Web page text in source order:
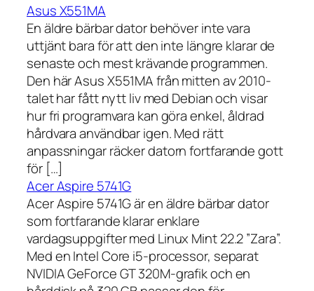
Asus X551MA
En äldre bärbar dator behöver inte vara
uttjänt bara för att den inte längre klarar de
senaste och mest krävande programmen.
Den här Asus X551MA från mitten av 2010-
talet har fått nytt liv med Debian och visar
hur fri programvara kan göra enkel, åldrad
hårdvara användbar igen. Med rätt
anpassningar räcker datorn fortfarande gott
för […]
Acer Aspire 5741G
Acer Aspire 5741G är en äldre bärbar dator
som fortfarande klarar enklare
vardagsuppgifter med Linux Mint 22.2 ”Zara”.
Med en Intel Core i5-processor, separat
NVIDIA GeForce GT 320M-grafik och en